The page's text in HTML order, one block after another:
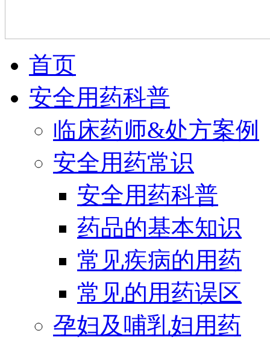
首页
安全用药科普
临床药师&处方案例
安全用药常识
安全用药科普
药品的基本知识
常见疾病的用药
常见的用药误区
孕妇及哺乳妇用药